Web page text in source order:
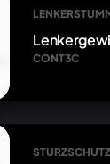
CONT3C
STURZSCHUTZ